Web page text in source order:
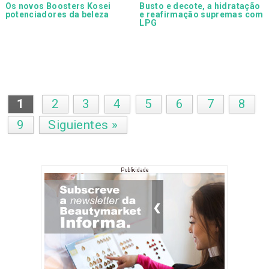
Os novos Boosters Kosei
potenciadores da beleza
Busto e decote, a hidratação
e reafirmação supremas com
LPG
1 2 3 4 5 6 7
8
9
Siguientes »